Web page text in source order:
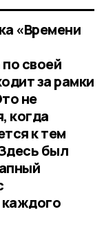
«Времени
своей
за рамки
не
когда
к тем
был
каждого